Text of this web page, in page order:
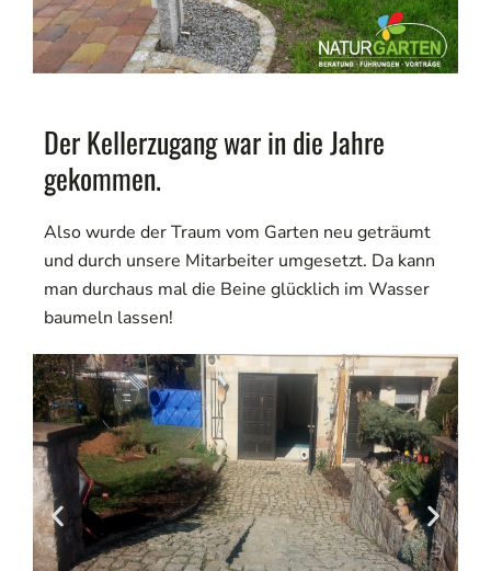
Der Kellerzugang war in die Jahre
gekommen.
Also wurde der Traum vom Garten neu geträumt
und durch unsere Mitarbeiter umgesetzt. Da kann
man durchaus mal die Beine glücklich im Wasser
baumeln lassen!